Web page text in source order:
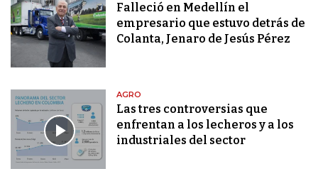
Falleció en Medellín el
empresario que estuvo detrás de
Colanta, Jenaro de Jesús Pérez
AGRO
Las tres controversias que
enfrentan a los lecheros y a los
industriales del sector